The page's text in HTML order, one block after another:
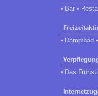
• Bar •
• Dampfbad
• Das